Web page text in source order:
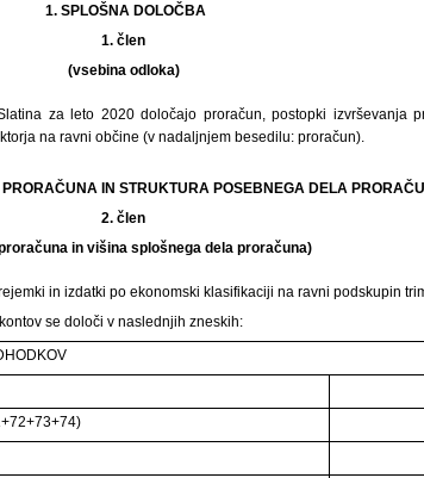
1. SPLOŠNA DOLOČBA
1. člen
(vsebina odloka)
za leto 2020 določajo proračun, postopki izvrševanja
na ravni občine (v nadaljnjem besedilu: proračun).
IN STRUKTURA POSEBNEGA DELA
2. člen
in višina splošnega dela proračuna)
in izdatki po ekonomski klasifikaciji na ravni podskupin
se določi v naslednjih zneskih: